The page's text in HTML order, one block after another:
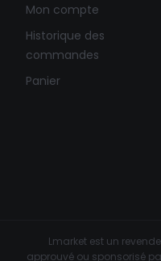
Mon compte
Historique des
commandes
Panier
Lmarket est un
approuvé ou sponsorisé